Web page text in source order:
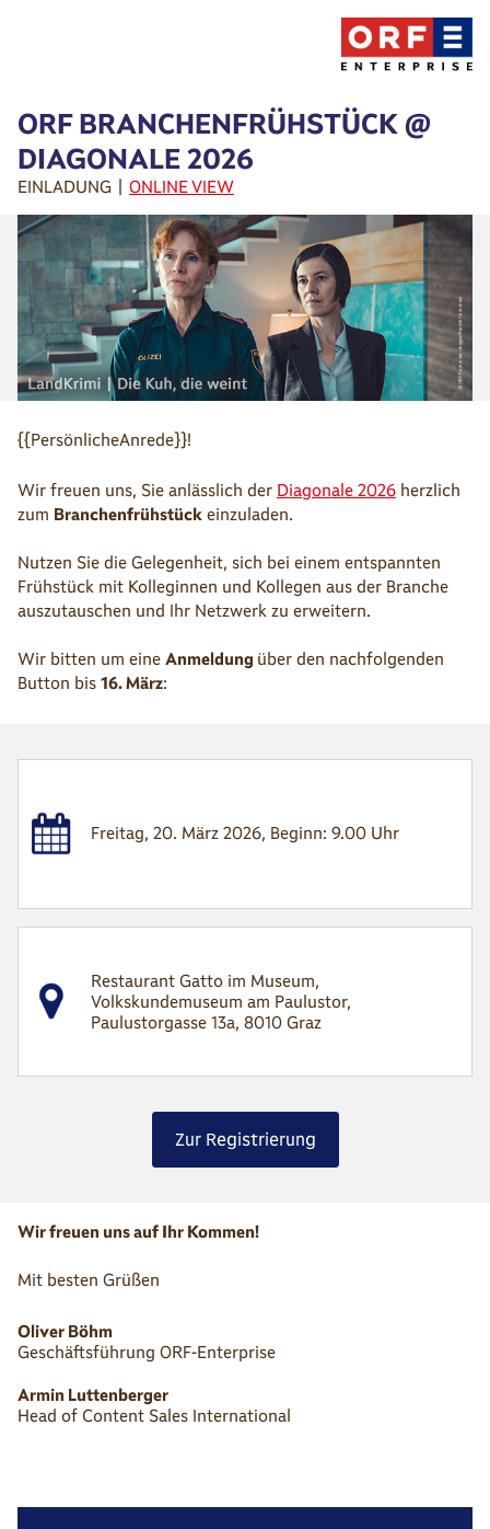
ORF BRANCHENFRÜHSTÜCK @
DIAGONALE 2026
EINLADUNG | ONLINE VIEW
{{PersönlicheAnrede}}!
Wir freuen uns, Sie anlässlich der Diagonale 2026 herzlich
zum Branchenfrühstück einzuladen.
Nutzen Sie die Gelegenheit, sich bei einem entspannten
Frühstück mit Kolleginnen und Kollegen aus der Branche
auszutauschen und Ihr Netzwerk zu erweitern.
Wir bitten um eine Anmeldung über den nachfolgenden
Button bis 16. März:
Freitag, 20. März 2026, Beginn: 9.00 Uhr
Restaurant Gatto im Museum,
Volkskundemuseum am Paulustor,
Paulustorgasse 13a, 8010 Graz
Zur Registrierung
Wir freuen uns auf Ihr Kommen!
Mit besten Grüßen
Oliver Böhm
Geschäftsführung ORF-Enterprise
Armin Luttenberger
Head of Content Sales International